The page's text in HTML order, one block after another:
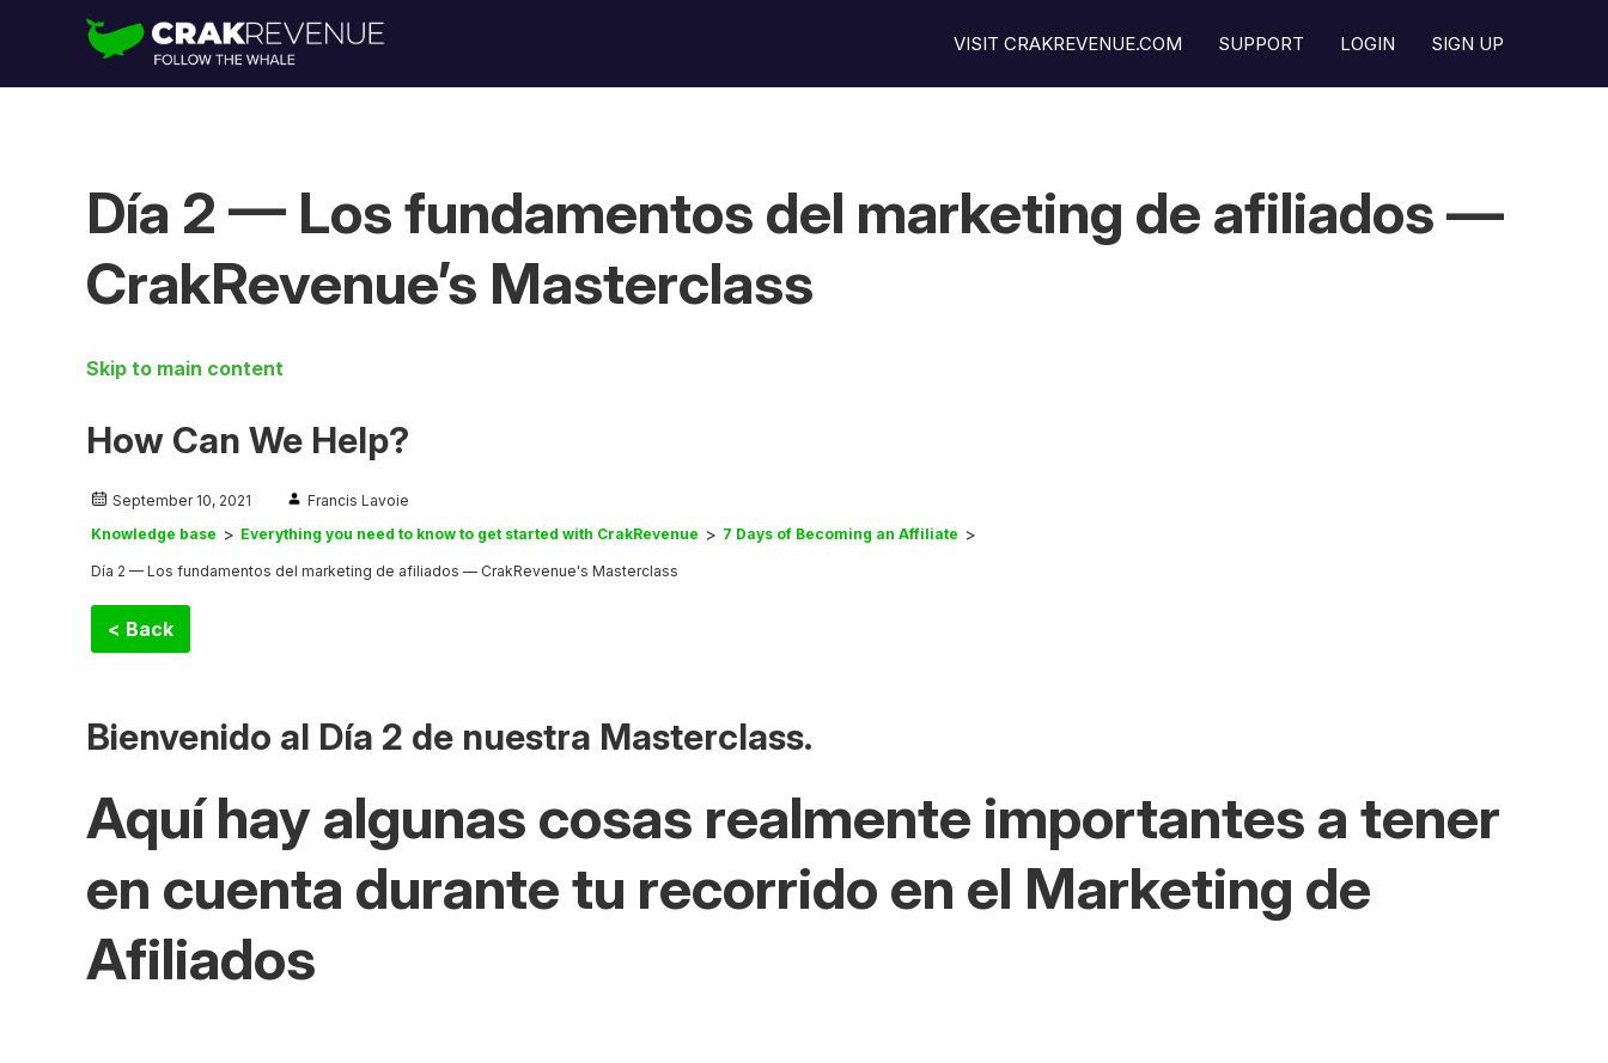
VISIT CRAKREVENUE.COM SUPPORT LOGIN SIGN UP
Día 2 — Los fundamentos del marketing de afiliados —
CrakRevenue’s Masterclass
Skip to main content
How Can We Help?
September 10, 2021
Francis Lavoie
Knowledge base
Everything you need to know to get started with CrakRevenue 7 Days of Becoming an Affiliate
Día 2 — Los fundamentos del marketing de afiliados — CrakRevenue's Masterclass
< Back
Bienvenido al Día 2 de nuestra Masterclass.
Aquí hay algunas cosas realmente importantes a tener
en cuenta durante tu recorrido en el Marketing de
Afiliados